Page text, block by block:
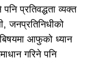
प्रतिवद्धता व्यक्त
जनप्रतिनिधीको
आफुको ध्यान
गरिने पनि